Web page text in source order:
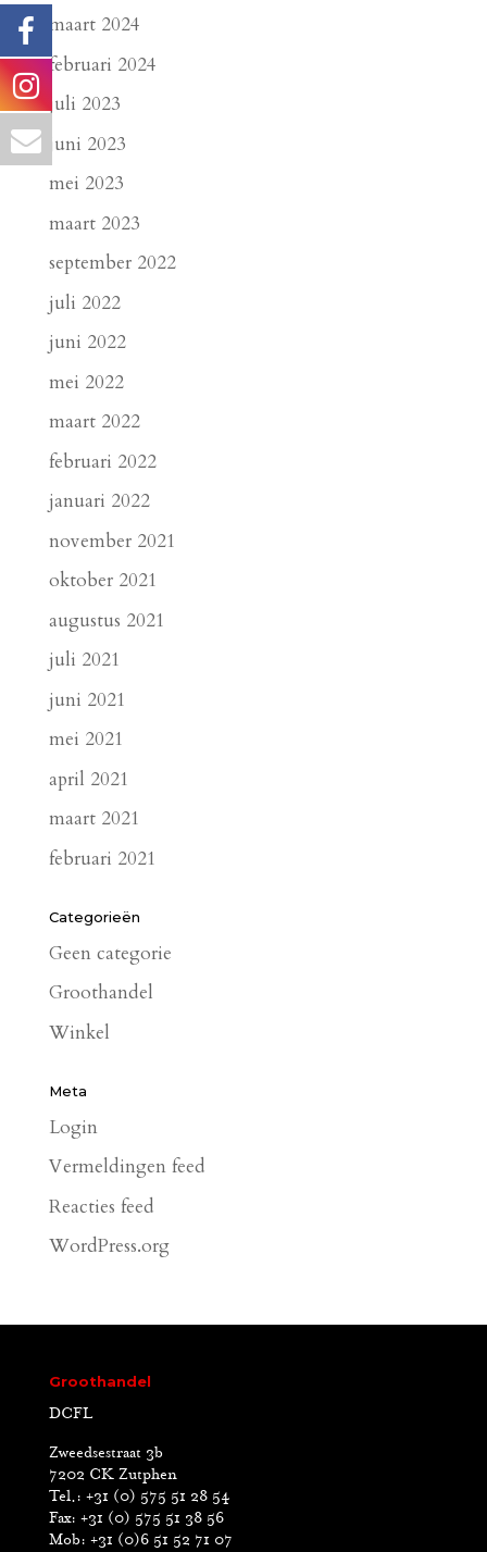
maart 2024
februari 2024
juli 2023
juni 2023
mei 2023
maart 2023
september 2022
juli 2022
juni 2022
mei 2022
maart 2022
februari 2022
januari 2022
november 2021
oktober 2021
augustus 2021
juli 2021
juni 2021
mei 2021
april 2021
maart 2021
februari 2021
Categorieën
Geen categorie
Groothandel
Winkel
Meta
Login
Vermeldingen feed
Reacties feed
WordPress.org
Groothandel
DCFL
Zweedsestraat 3b
7202 CK Zutphen
Tel.: +31 (0) 575 51 28 54
Fax: +31 (0) 575 51 38 56
Mob: +31 (0)6 51 52 71 07